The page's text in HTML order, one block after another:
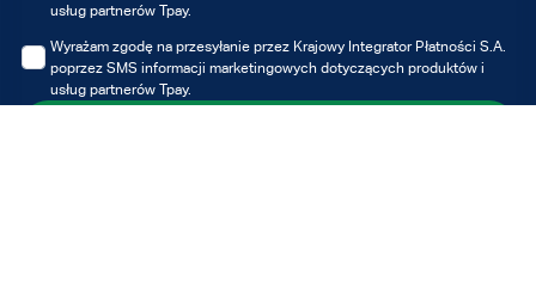
usług partnerów Tpay.
Wyrażam zgodę na przesyłanie przez Krajowy Integrator Płatności S.A.
poprzez SMS informacji marketingowych dotyczących produktów i
usług partnerów Tpay.